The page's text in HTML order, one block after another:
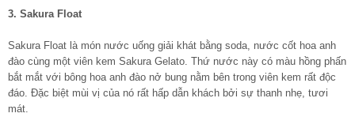
3. Sakura Float
Sakura Float là món nước uống giải khát bằng soda, nước cốt hoa anh
đào cùng một viên kem Sakura Gelato. Thứ nước này có màu hồng phấn
bắt mắt với bông hoa anh đào nở bung nằm bên trong viên kem rất độc
đáo. Đặc biệt mùi vị của nó rất hấp dẫn khách bởi sự thanh nhẹ, tươi
mát.